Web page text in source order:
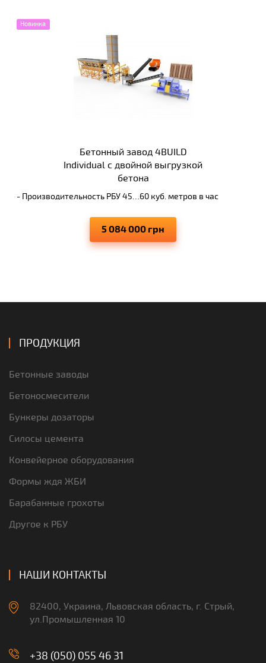
Новинка
Бетонный завод 4BUILD
Individual с двойной выгрузкой
бетона
5 084 000 грн
- Производительность РБУ 45…60 куб. метров в час
- Автоматический пульт по принципу "одна кнопка"
- Высокоточная дозировка
- Экономический вариант
ПРОДУКЦИЯ
Бетонные заводы
Бетоносмесители
Бункеры дозаторы
Силосы цемента
Конвейерное оборудования
Формы ждя ЖБИ
Барабанные грохоты
Другое к РБУ
НАШИ КОНТАКТЫ
82400, Украина, Львовская область, г. Стрый,
ул.Промышленная 10
+38 (050) 055 46 31